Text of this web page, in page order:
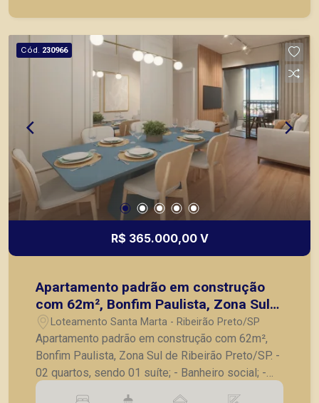
Cód. 230966
R$ 365.000,00 V
Apartamento padrão em construção
com 62m², Bonfim Paulista, Zona Sul
de Ribeirão Preto/SP.
Loteamento Santa Marta - Ribeirão Preto/SP
Apartamento padrão em construção com 62m²,
Bonfim Paulista, Zona Sul de Ribeirão Preto/SP. -
02 quartos, sendo 01 suíte; - Banheiro social; -
Sala para 02 ambientes; - Varanda gourmet; -